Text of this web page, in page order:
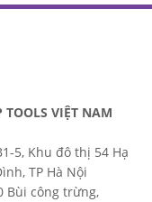
TOOLS VIỆT NAM
5, Khu đô thị 54 Hạ
TP Hà Nội
Bùi công trừng,